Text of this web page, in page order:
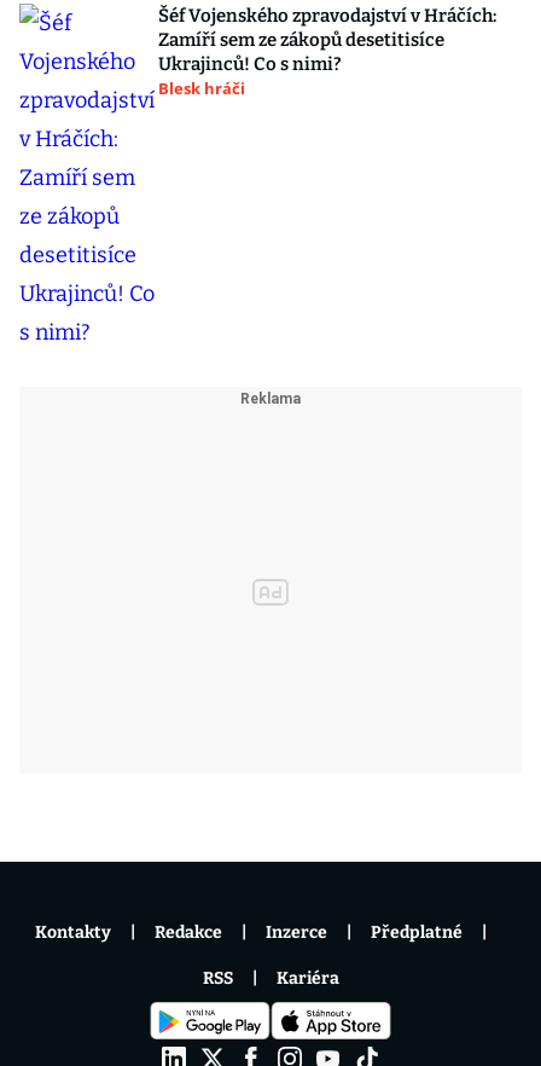
Šéf Vojenského zpravodajství v Hráčích:
Zamíří sem ze zákopů desetitisíce
Ukrajinců! Co s nimi?
Blesk hráči
Kontakty Redakce Inzerce Předplatné
RSS Kariéra